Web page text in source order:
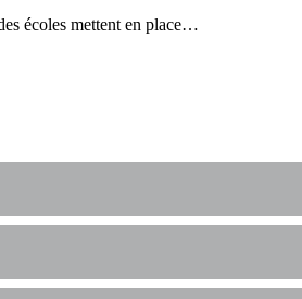
écoles mettent en place…